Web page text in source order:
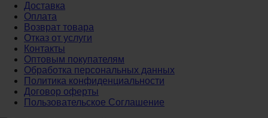
Доставка
Оплата
Возврат товара
Отказ от услуги
Контакты
Оптовым покупателям
Обработка персональных данных
Политика конфиденциальности
Договор оферты
Пользовательское Соглашение